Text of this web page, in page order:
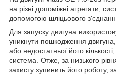
на різні допоміжні агрегати,
допомогою шліцьового
Для запуску двигуна
уникнути пошкодження
або недостатньої його
система. Отже, за низького
захисту зупинить його роботу,